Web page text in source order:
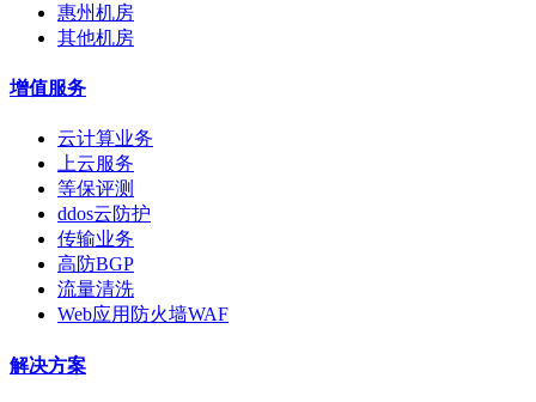
惠州机房
其他机房
增值服务
云计算业务
上云服务
等保评测
ddos云防护
传输业务
高防BGP
流量清洗
Web应用防火墙WAF
解决方案